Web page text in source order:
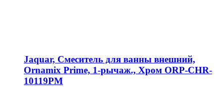
Jaquar, Смеситель для ванны внешний,
Ornamix Prime, 1-рычаж., Хром ORP-CHR-
10119PM